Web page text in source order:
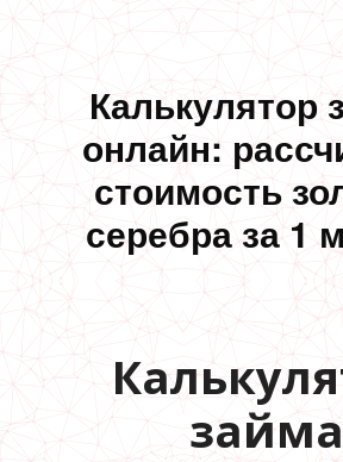
Калькулятор
онлайн:
стоимость
серебра за 1
займа